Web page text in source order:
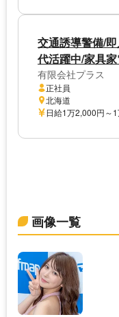
交通誘導警備/
代活躍中/家具
有限会社プラス
正社員
北海道
日給1万2,000円～
画像一覧